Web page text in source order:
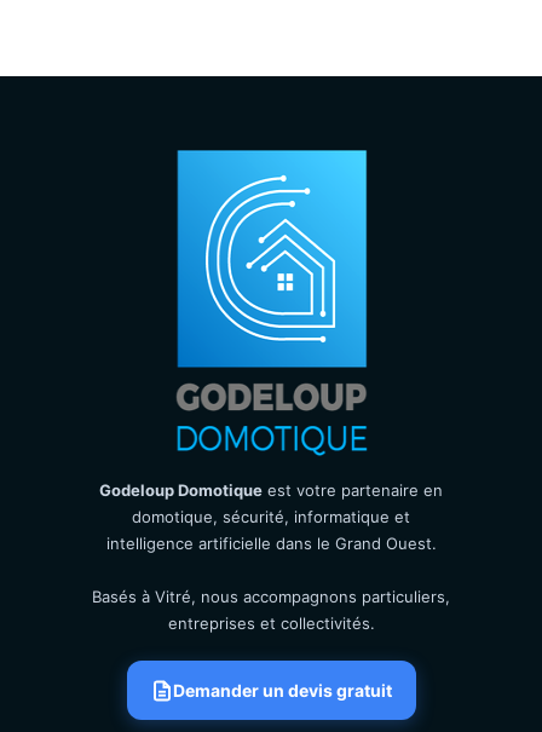
Godeloup Domotique est votre partenaire en
domotique, sécurité, informatique et
intelligence artificielle dans le Grand Ouest.
Basés à Vitré, nous accompagnons particuliers,
entreprises et collectivités.
Demander un devis gratuit